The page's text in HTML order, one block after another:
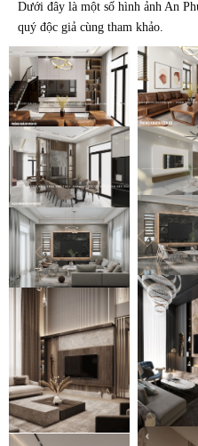
Dưới đây là một số hình ảnh An
quý độc giả cùng tham khảo.